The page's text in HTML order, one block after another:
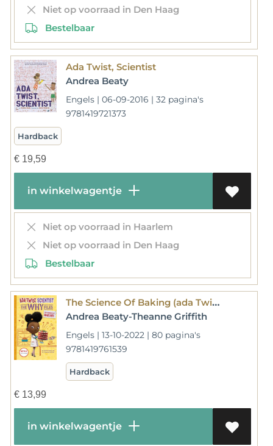
Niet op voorraad in Den Haag
Bestelbaar
Ada Twist, Scientist
Andrea Beaty
Engels | 06-09-2016 | 32 pagina's
9781419721373
Hardback
€19,59
in winkelwagentje
Niet op voorraad in Haarlem
Niet op voorraad in Den Haag
Bestelbaar
The Science Of Baking (ada Twist, Scientist: The Why Files #3)
Andrea Beaty-Theanne Griffith
Engels | 13-10-2022 | 80 pagina's
9781419761539
Hardback
€13,99
in winkelwagentje